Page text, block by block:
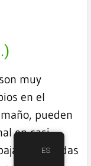
muy
en el
pueden
en casi
demandas
ES